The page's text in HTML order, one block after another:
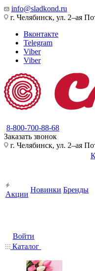
info@sladkond.ru
г. Челябинск, ул. 2–ая
Вконтакте
Telegram
Viber
Viber
8-800-700-88-68
Заказать звонок
г. Челябинск, ул. 2–ая
Акции
Новинки Бренды
Войти
Каталог